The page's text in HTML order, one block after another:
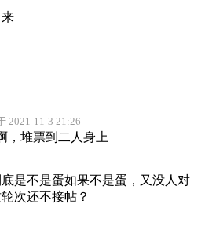
2021-11-3 21:26
，堆票到二人身上
是不是蛋如果不是蛋，又没人对
次还不接帖？